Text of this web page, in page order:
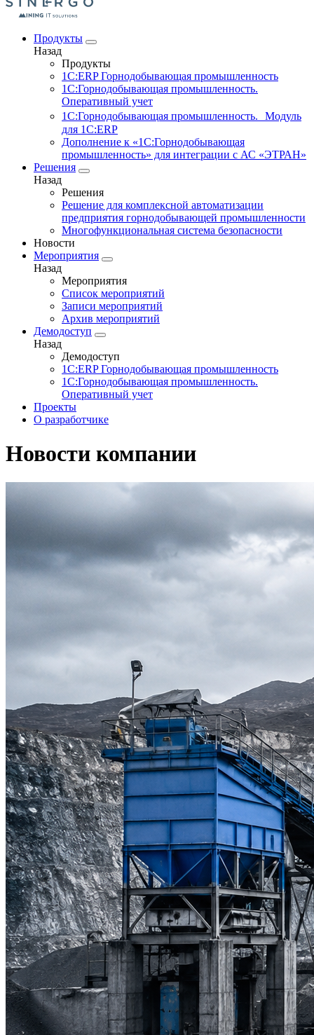
Продукты
Назад
Продукты
1С:ERP Горнодобывающая промышленность
1С:Горнодобывающая промышленность.
Оперативный учет
1С:Горнодобывающая промышленность. Модуль
для 1С:ERP
Дополнение к «1С:Горнодобывающая
промышленность» для интеграции с АС «ЭТРАН»
Решения
Назад
Решения
Решение для комплексной автоматизации
предприятия горнодобывающей промышленности
Многофункциональная система безопасности
Новости
Мероприятия
Назад
Мероприятия
Список мероприятий
Записи мероприятий
Архив мероприятий
Демодоступ
Назад
Демодоступ
1С:ERP Горнодобывающая промышленность
1С:Горнодобывающая промышленность.
Оперативный учет
Проекты
О разработчике
Новости компании